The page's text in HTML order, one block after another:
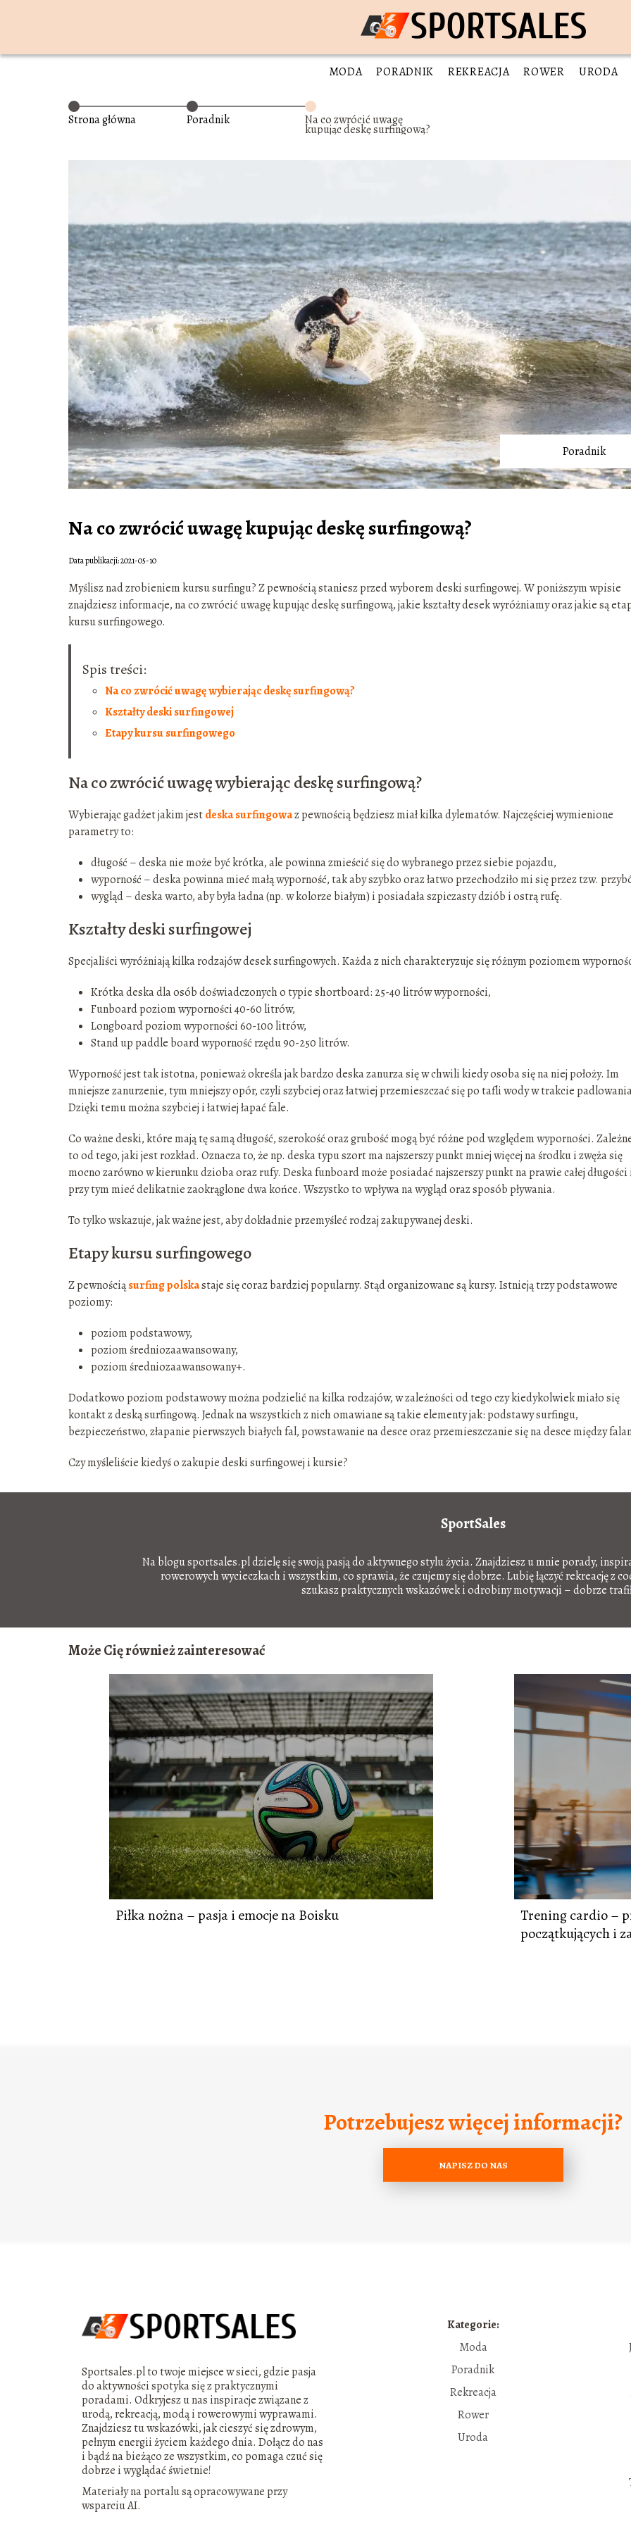
MODA PORADNIK REKREACJA ROWER URODA
Strona główna Poradnik Na co zwrócić uwagę
kupując deskę surfingową?
Poradnik
Na co zwrócić uwagę kupując deskę surfingową?
Data publikacji: 2021-05-10
Myślisz nad zrobieniem kursu surfingu? Z pewnością staniesz przed wyborem deski surfingowej. W poniższym wpisie
znajdziesz informacje, na co zwrócić uwagę kupując deskę surfingową, jakie kształty desek wyróżniamy oraz jakie są
kursu surfingowego.
Spis treści:
Na co zwrócić uwagę wybierając deskę surfingową?
Kształty deski surfingowej
Etapy kursu surfingowego
Na co zwrócić uwagę wybierając deskę surfingową?
Wybierając gadżet jakim jestdeska surfingowaz pewnością będziesz miał kilka dylematów. Najczęściej wymienione
parametry to:
długość – deska nie może być krótka, ale powinna zmieścić się do wybranego przez siebie pojazdu,
wyporność – deska powinna mieć małą wyporność, tak aby szybko oraz łatwo przechodziło mi się przez tzw.
wygląd – deska warto, aby była ładna (np. w kolorze białym) i posiadała szpiczasty dziób i ostrą rufę.
Kształty deski surfingowej
Specjaliści wyróżniają kilka rodzajów desek surfingowych. Każda z nich charakteryzuje się różnym poziomem
Krótka deska dla osób doświadczonych o typie shortboard: 25-40 litrów wyporności,
Funboard poziom wyporności 40-60 litrów,
Longboard poziom wyporności 60-100 litrów,
Stand up paddle board wyporność rzędu 90-250 litrów.
Wyporność jest tak istotna, ponieważ określa jak bardzo deska zanurza się w chwili kiedy osoba się na niej położy. Im
mniejsze zanurzenie, tym mniejszy opór, czyli szybciej oraz łatwiej przemieszczać się po tafli wody w trakcie
Dzięki temu można szybciej i łatwiej łapać fale.
Co ważne deski, które mają tę samą długość, szerokość oraz grubość mogą być różne pod względem wyporności.
to od tego, jaki jest rozkład. Oznacza to, że np. deska typu szort ma najszerszy punkt mniej więcej na środku i zwęża się
mocno zarówno w kierunku dzioba oraz rufy. Deska funboard może posiadać najszerszy punkt na prawie całej
przy tym mieć delikatnie zaokrąglone dwa końce. Wszystko to wpływa na wygląd oraz sposób pływania.
To tylko wskazuje, jak ważne jest, aby dokładnie przemyśleć rodzaj zakupywanej deski.
Etapy kursu surfingowego
Z pewnościąsurfing polskastaje się coraz bardziej popularny. Stąd organizowane są kursy. Istnieją trzy podstawowe
poziomy:
poziom podstawowy,
poziom średniozaawansowany,
poziom średniozaawansowany+.
Dodatkowo poziom podstawowy można podzielić na kilka rodzajów, w zależności od tego czy kiedykolwiek miało się
kontakt z deską surfingową. Jednak na wszystkich z nich omawiane są takie elementy jak: podstawy surfingu,
bezpieczeństwo, złapanie pierwszych białych fal, powstawanie na desce oraz przemieszczanie się na desce między
Czy myśleliście kiedyś o zakupie deski surfingowej i kursie?
SportSales
Na blogu sportsales.pl dzielę się swoją pasją do aktywnego stylu życia. Znajdziesz u mnie porady,
rowerowych wycieczkach i wszystkim, co sprawia, że czujemy się dobrze. Lubię łączyć rekreację z
szukasz praktycznych wskazówek i odrobiny motywacji – dobrze
Może Cię również zainteresować
Piłka nożna – pasja i emocje na Boisku
Trening cardio –
początkujących i
Potrzebujesz więcej informacji?
NAPISZ DO NAS
Sportsales.pl to twoje miejsce w sieci, gdzie pasja
do aktywności spotyka się z praktycznymi
poradami. Odkryjesz u nas inspiracje związane z
urodą, rekreacją, modą i rowerowymi wyprawami.
Znajdziesz tu wskazówki, jak cieszyć się zdrowym,
pełnym energii życiem każdego dnia. Dołącz do nas
i bądź na bieżąco ze wszystkim, co pomaga czuć się
dobrze i wyglądać świetnie!
Materiały na portalu są opracowywane przy
wsparciu AI.
Kategorie:
Moda
Poradnik
Rekreacja
Rower
Uroda